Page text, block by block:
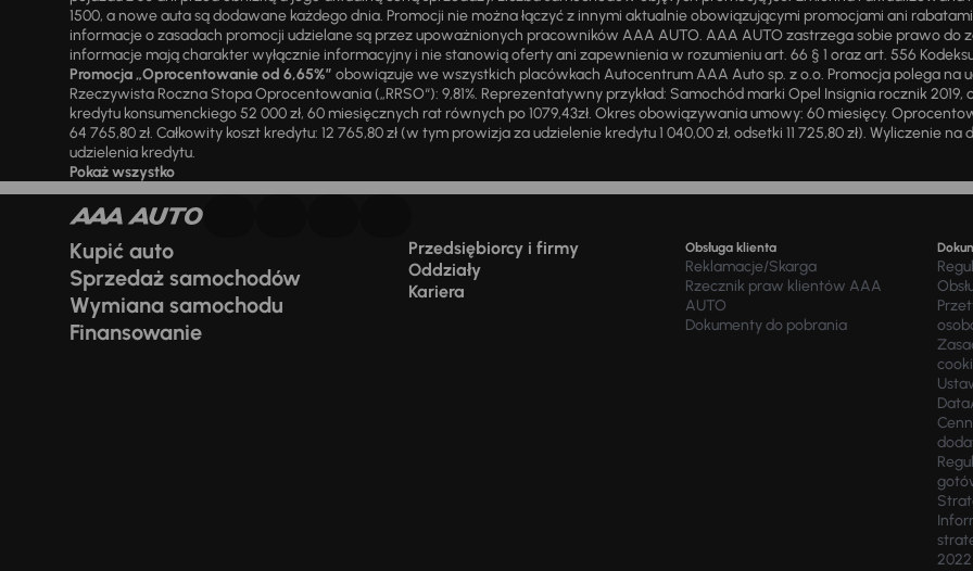
1500, a nowe auta są dodawane każdego dnia. Promocji nie można łączyć z innymi aktualnie obowiązującymi promocjami ani
informacje o zasadach promocji udzielane są przez upoważnionych pracowników AAA AUTO. AAA AUTO zastrzega sobie prawo
informacje mają charakter wyłącznie informacyjny i nie stanowią oferty ani zapewnienia w rozumieniu art. 66 § 1 oraz art. 556
Promocja „Oprocentowanie od 6,65%” obowiązuje we wszystkich placówkach Autocentrum AAA Auto sp. z o.o. Promocja polega na
Rzeczywista Roczna Stopa Oprocentowania („RRSO“): 9,81%. Reprezentatywny przykład: Samochód marki Opel Insignia rocznik 2019,
kredytu konsumenckiego 52 000 zł, 60 miesięcznych rat równych po 1079,43zł. Okres obowiązywania umowy: 60 miesięcy.
64 765,80 zł. Całkowity koszt kredytu: 12 765,80 zł (w tym prowizja za udzielenie kredytu 1 040,00 zł, odsetki 11 725,80 zł). Wyliczenie
udzielenia kredytu.
Pokaż wszystko
Kupić auto
Sprzedaż samochodów
Wymiana samochodu
Finansowanie
Przedsiębiorcy i firmy
Oddziały
Kariera
Obsługa klienta
Reklamacje/Skarga
Rzecznik praw klientów AAA
AUTO
Dokumenty do pobrania
2022